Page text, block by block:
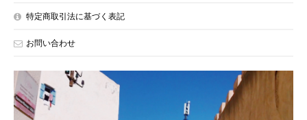
特定商取引法に基づく表記
お問い合わせ